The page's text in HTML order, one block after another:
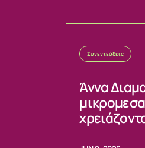
Συνεντεύξεις
Άννα